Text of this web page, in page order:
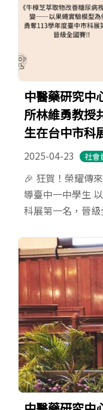
中醫藥研究中
所林維勇教授
生在台中市科
2025-04-23 社會
🎉 狂賀！榮耀傳
導臺中一中學生
科展第一名，晉級